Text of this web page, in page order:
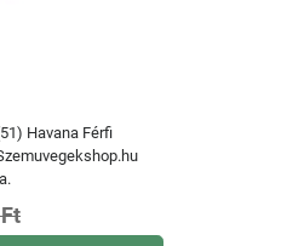
Havana Férfi